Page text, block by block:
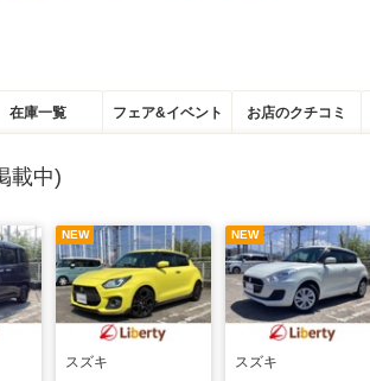
在庫一覧 フェア&イベント お店のクチコミ
載中)
NEW
スズキ
NEW
スズキ